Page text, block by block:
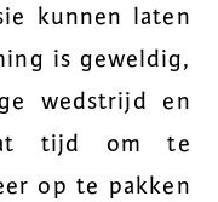
kunnen laten
is geweldig,
wedstrijd en
tijd om te
op te pakken